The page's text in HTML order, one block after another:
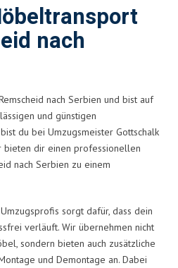
nach
nach Serbien und bist auf
und günstigen
du bei Umzugsmeister Gottschalk
bieten dir einen professionellen
nach Serbien zu einem
sorgt dafür, dass dein
verläuft. Wir übernehmen nicht
sondern bieten auch zusätzliche
und Demontage an. Dabei